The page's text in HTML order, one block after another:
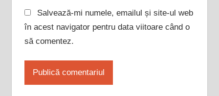
Salvează-mi numele, emailul și site-ul web
în acest navigator pentru data viitoare când o
să comentez.